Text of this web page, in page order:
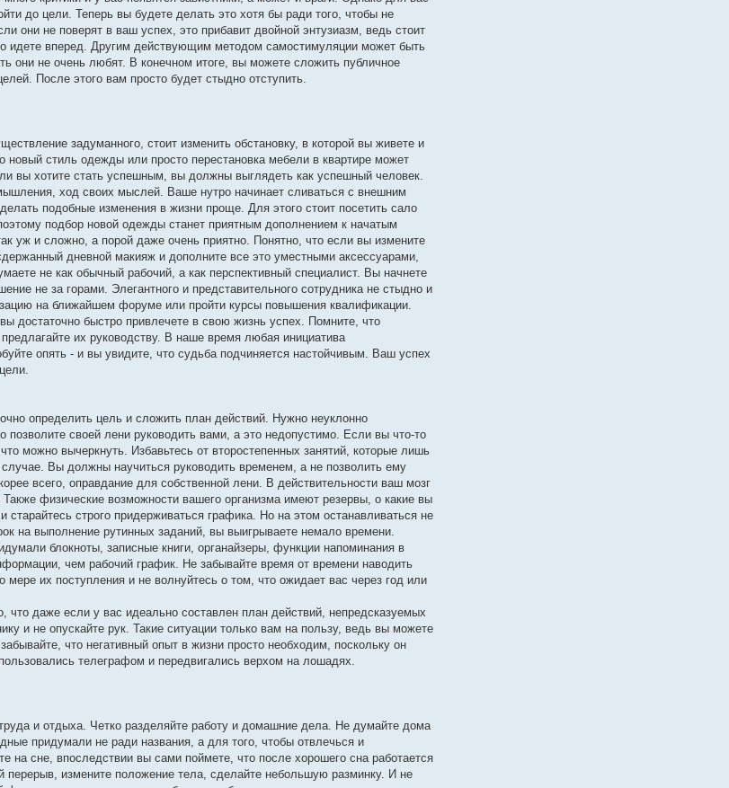
до цели. Теперь вы будете делать это хотя бы ради того, чтобы не
они не поверят в ваш успех, это прибавит двойной энтузиазм, ведь стоит
идете вперед. Другим действующим методом самостимуляции может быть
они не очень любят. В конечном итоге, вы можете сложить публичное
После этого вам просто будет стыдно отступить.
задуманного, стоит изменить обстановку, в которой вы живете и
новый стиль одежды или просто перестановка мебели в квартире может
вы хотите стать успешным, вы должны выглядеть как успешный человек.
ход своих мыслей. Ваше нутро начинает сливаться с внешним
подобные изменения в жизни проще. Для этого стоит посетить сало
подбор новой одежды станет приятным дополнением к начатым
уж и сложно, а порой даже очень приятно. Понятно, что если вы измените
дневной макияж и дополните все это уместными аксессуарами,
не как обычный рабочий, а как перспективный специалист. Вы начнете
не за горами. Элегантного и представительного сотрудника не стыдно и
на ближайшем форуме или пройти курсы повышения квалификации.
достаточно быстро привлечете в свою жизнь успех. Помните, что
их руководству. В наше время любая инициатива
опять - и вы увидите, что судьба подчиняется настойчивым. Ваш успех
определить цель и сложить план действий. Нужно неуклонно
позволите своей лени руководить вами, а это недопустимо. Если вы что-то
можно вычеркнуть. Избавьтесь от второстепенных занятий, которые лишь
Вы должны научиться руководить временем, а не позволить ему
всего, оправдание для собственной лени. В действительности ваш мозг
физические возможности вашего организма имеют резервы, о какие вы
строго придерживаться графика. Но на этом останавливаться не
на выполнение рутинных заданий, вы выигрываете немало времени.
блокноты, записные книги, органайзеры, функции напоминания в
чем рабочий график. Не забывайте время от времени наводить
их поступления и не волнуйтесь о том, что ожидает вас через год или
что даже если у вас идеально составлен план действий, непредсказуемых
и не опускайте рук. Такие ситуации только вам на пользу, ведь вы можете
что негативный опыт в жизни просто необходим, поскольку он
телеграфом и передвигались верхом на лошадях.
и отдыха. Четко разделяйте работу и домашние дела. Не думайте дома
придумали не ради названия, а для того, чтобы отвлечься и
на сне, впоследствии вы сами поймете, что после хорошего сна работается
измените положение тела, сделайте небольшую разминку. И не